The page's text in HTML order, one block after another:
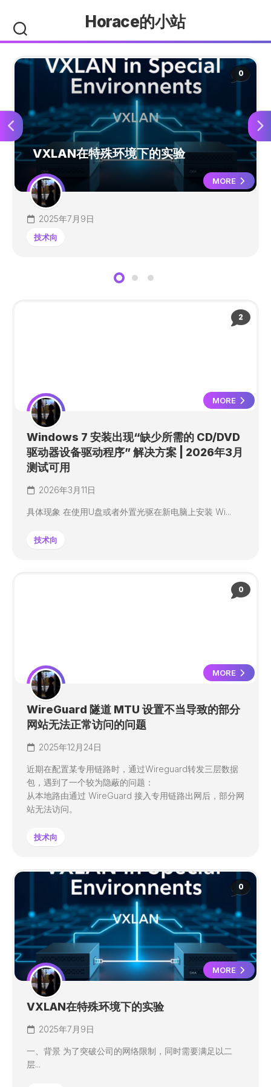
content
Horace的小站
0
VXLAN在特殊环境下的实验
MORE
2025年7月9日
技术向
2
MORE
Windows 7 安装出现“缺少所需的 CD/DVD
驱动器设备驱动程序” 解决方案 | 2026年3月
测试可用
2026年3月11日
具体现象 在使用U盘或者外置光驱在新电脑上安装 Wi...
技术向
0
MORE
WireGuard 隧道 MTU 设置不当导致的部分
网站无法正常访问的问题
2025年12月24日
近期在配置某专用链路时，通过Wireguard转发三层数据
包，遇到了一个较为隐蔽的问题：
从本地路由通过 WireGuard 接入专用链路出网后，部分网
站无法访问。
技术向
0
MORE
VXLAN在特殊环境下的实验
2025年7月9日
一、背景 为了突破公司的网络限制，同时需要满足以二
层...